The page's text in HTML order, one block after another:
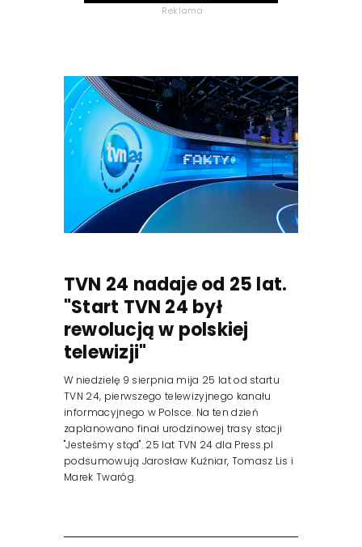
Reklama
TVN 24 nadaje od 25 lat.
"Start TVN 24 był
rewolucją w polskiej
telewizji"
W niedzielę 9 sierpnia mija 25 lat od startu
TVN 24, pierwszego telewizyjnego kanału
informacyjnego w Polsce. Na ten dzień
zaplanowano finał urodzinowej trasy stacji
"Jesteśmy stąd". 25 lat TVN 24 dla Press.pl
podsumowują Jarosław Kuźniar, Tomasz Lis i
Marek Twaróg.